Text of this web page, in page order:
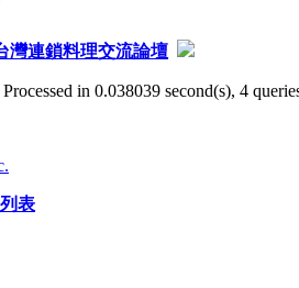
灣連鎖料理交流論壇
Processed in 0.038039 second(s), 4
表